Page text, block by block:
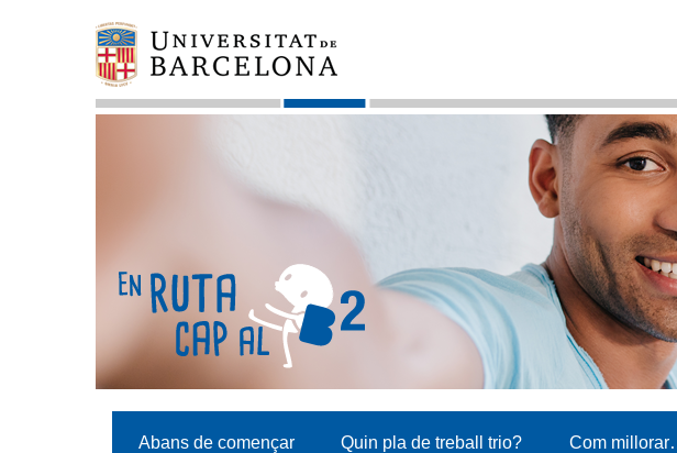
Abans de començar Quin pla de treball trio? Com